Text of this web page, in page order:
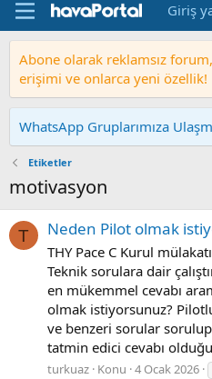
Giriş
Abone olarak reklamsız
erişimi ve onlarca yeni özellik!
WhatsApp Gruplarımıza
Etiketler
motivasyon
T Neden Pilot olmak
THY Pace C Kurul
Teknik sorulara dair
en mükemmel cevabı
olmak istiyorsunuz?
ve benzeri sorular
tatmin edici cevabı
turkuaz Konu 4 Ocak 2026